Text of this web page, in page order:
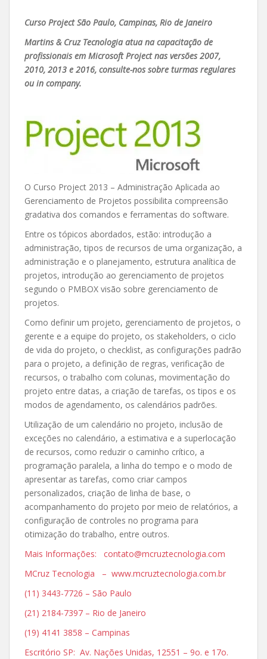
Curso Project São Paulo, Campinas, Rio de Janeiro
Martins & Cruz Tecnologia atua na capacitação de
profissionais em Microsoft Project nas versões 2007,
2010, 2013 e 2016, consulte-nos sobre turmas regulares
ou in company.
O Curso Project 2013 – Administração Aplicada ao
Gerenciamento de Projetos possibilita compreensão
gradativa dos comandos e ferramentas do software.
Entre os tópicos abordados, estão: introdução a
administração, tipos de recursos de uma organização, a
administração e o planejamento, estrutura analítica de
projetos, introdução ao gerenciamento de projetos
segundo o PMBOX visão sobre gerenciamento de
projetos.
Como definir um projeto, gerenciamento de projetos, o
gerente e a equipe do projeto, os stakeholders, o ciclo
de vida do projeto, o checklist, as configurações padrão
para o projeto, a definição de regras, verificação de
recursos, o trabalho com colunas, movimentação do
projeto entre datas, a criação de tarefas, os tipos e os
modos de agendamento, os calendários padrões.
Utilização de um calendário no projeto, inclusão de
exceções no calendário, a estimativa e a superlocação
de recursos, como reduzir o caminho crítico, a
programação paralela, a linha do tempo e o modo de
apresentar as tarefas, como criar campos
personalizados, criação de linha de base, o
acompanhamento do projeto por meio de relatórios, a
configuração de controles no programa para
otimização do trabalho, entre outros.
Mais Informações: contato@mcruztecnologia.com
MCruz Tecnologia – www.mcruztecnologia.com.br
(11) 3443-7726 – São Paulo
(21) 2184-7397 – Rio de Janeiro
(19) 4141 3858 – Campinas
Escritório SP: Av. Nações Unidas, 12551 – 9o. e 17o.